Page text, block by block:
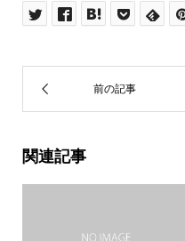
関連記事